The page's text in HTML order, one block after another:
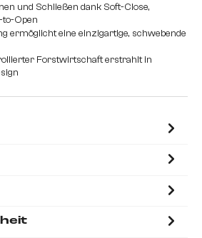
und Schließen dank Soft-Close,
Open
ermöglicht eine einzigartige, schwebende
Forstwirtschaft erstrahlt in